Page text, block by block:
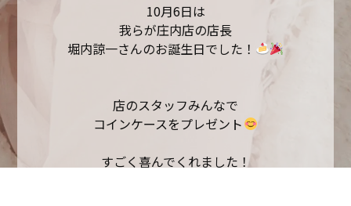
10月6日は
我らが庄内店の店長
堀内諒一さんのお誕生日でした！
店のスタッフみんなで
コインケースをプレゼント
すごく喜んでくれました！